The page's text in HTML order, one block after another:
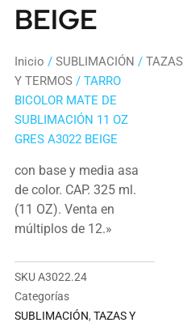
BEIGE
Inicio / SUBLIMACIÓN / TAZAS
Y TERMOS / TARRO
BICOLOR MATE DE
SUBLIMACIÓN 11 OZ
GRES A3022 BEIGE
con base y media asa
de color. CAP. 325 ml.
(11 OZ). Venta en
múltiplos de 12.»
SKUA3022.24
Categorías
SUBLIMACIÓN, TAZAS Y